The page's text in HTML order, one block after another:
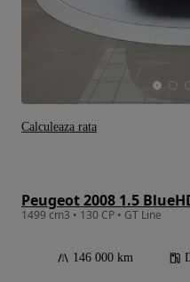
Peugeot 2008 1.5
1499 cm3 • 130 CP • GT Line
146 000 km
Calculeaza rata